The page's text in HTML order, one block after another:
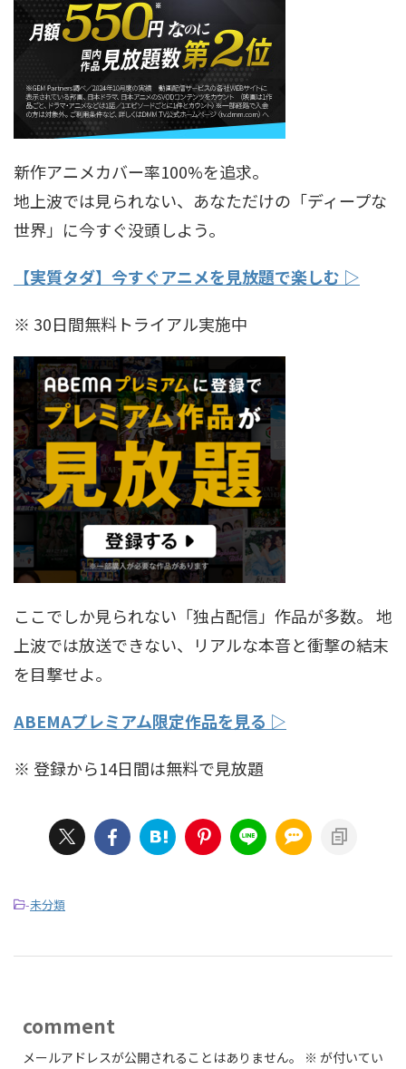
新作アニメカバー率100%を追求。
地上波では見られない、あなただけの「ディープな
世界」に今すぐ没頭しよう。
【実質タダ】今すぐアニメを見放題で楽しむ ▷
※ 30日間無料トライアル実施中
ここでしか見られない「独占配信」作品が多数。 地
上波では放送できない、リアルな本音と衝撃の結末
を目撃せよ。
ABEMAプレミアム限定作品を見る ▷
※ 登録から14日間は無料で見放題
-未分類
comment
メールアドレスが公開されることはありません。 ※ が付いてい